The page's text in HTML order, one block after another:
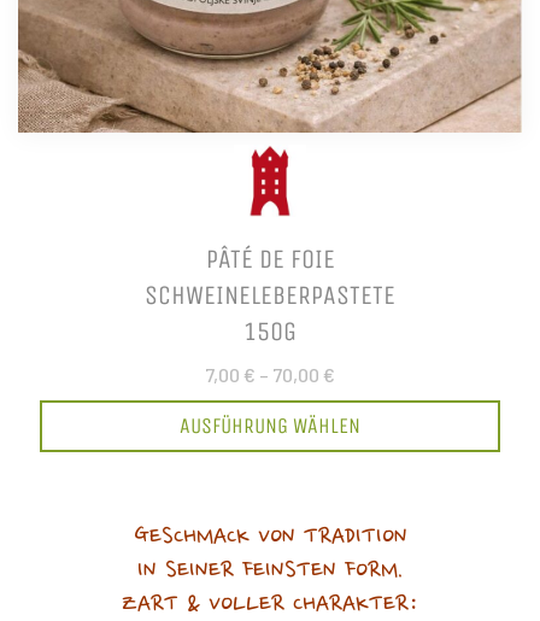
PÂTÉ DE FOIE
SCHWEINELEBERPASTETE
150G
7,00 € – 70,00 €
AUSFÜHRUNG WÄHLEN
GESCHMACK VON TRADITION
IN SEINER FEINSTEN FORM.
ZART & VOLLER CHARAKTER: